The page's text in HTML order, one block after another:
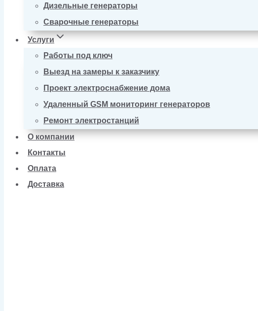
Дизельные генераторы
Сварочные генераторы
Услуги
Работы под ключ
Выезд на замеры к заказчику
Проект электроснабжение дома
Удаленный GSM мониторинг генераторов
Ремонт электростанций
О компании
Контакты
Оплата
Доставка